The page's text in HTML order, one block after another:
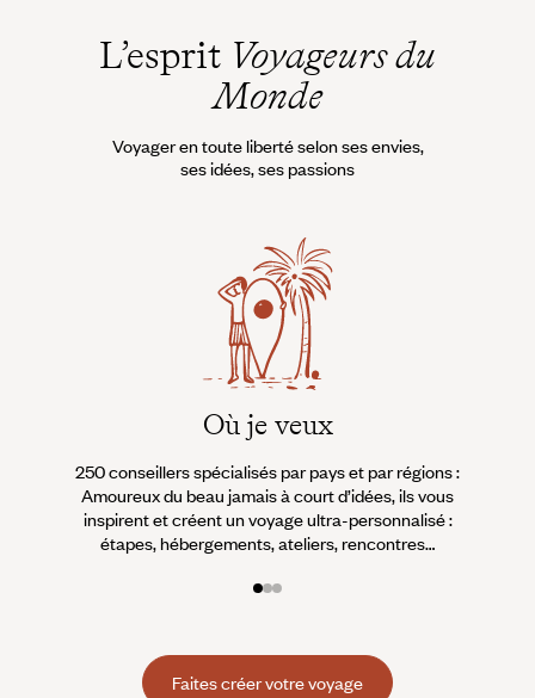
L’esprit Voyageurs du
Monde
Voyager en toute liberté selon ses envies,
ses idées, ses passions
Où je veux
250 conseillers spécialisés par pays et par régions :
Amoureux du beau jamais à court d’idées, ils vous
inspirent et créent un voyage ultra-personnalisé :
étapes, hébergements, ateliers, rencontres…
Faites créer votre voyage